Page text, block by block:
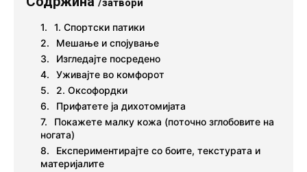
/затвори
1. Спортски патики
Мешање и спојување
Изгледајте посредено
Уживајте во комфорот
2. Оксофордки
Прифатете ја дихотомијата
Покажете малку кожа (поточно зглобовите на
ногата)
Експериментирајте со боите, текстурата и
материјалите